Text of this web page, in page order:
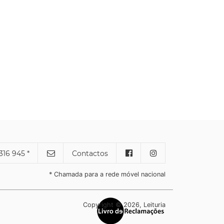
945 * Contactos
* Chamada para a rede móvel nacional
Copyright © 2026, Leituria